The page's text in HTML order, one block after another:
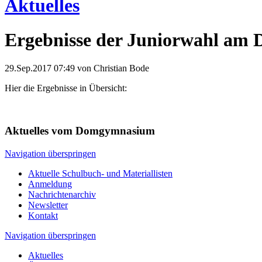
Aktuelles
Ergebnisse der Juniorwahl am
29.Sep.2017 07:49 von Christian Bode
Hier die Ergebnisse in Übersicht:
Aktuelles vom Domgymnasium
Navigation überspringen
Aktuelle Schulbuch- und Materiallisten
Anmeldung
Nachrichtenarchiv
Newsletter
Kontakt
Navigation überspringen
Aktuelles